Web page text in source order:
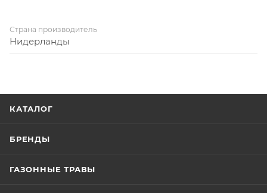
Страна производитель
Нидерланды
КАТАЛОГ
БРЕНДЫ
ГАЗОННЫЕ ТРАВЫ